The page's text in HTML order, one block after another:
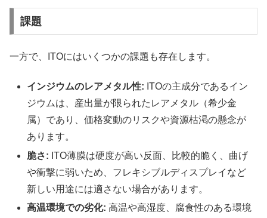
課題
一方で、ITOにはいくつかの課題も存在します。
インジウムのレアメタル性: ITOの主成分であるイン
ジウムは、産出量が限られたレアメタル（希少金
属）であり、価格変動のリスクや資源枯渇の懸念が
あります。
脆さ: ITO薄膜は硬度が高い反面、比較的脆く、曲げ
や衝撃に弱いため、フレキシブルディスプレイなど
新しい用途には適さない場合があります。
高温環境での劣化: 高温や高湿度、腐食性のある環境